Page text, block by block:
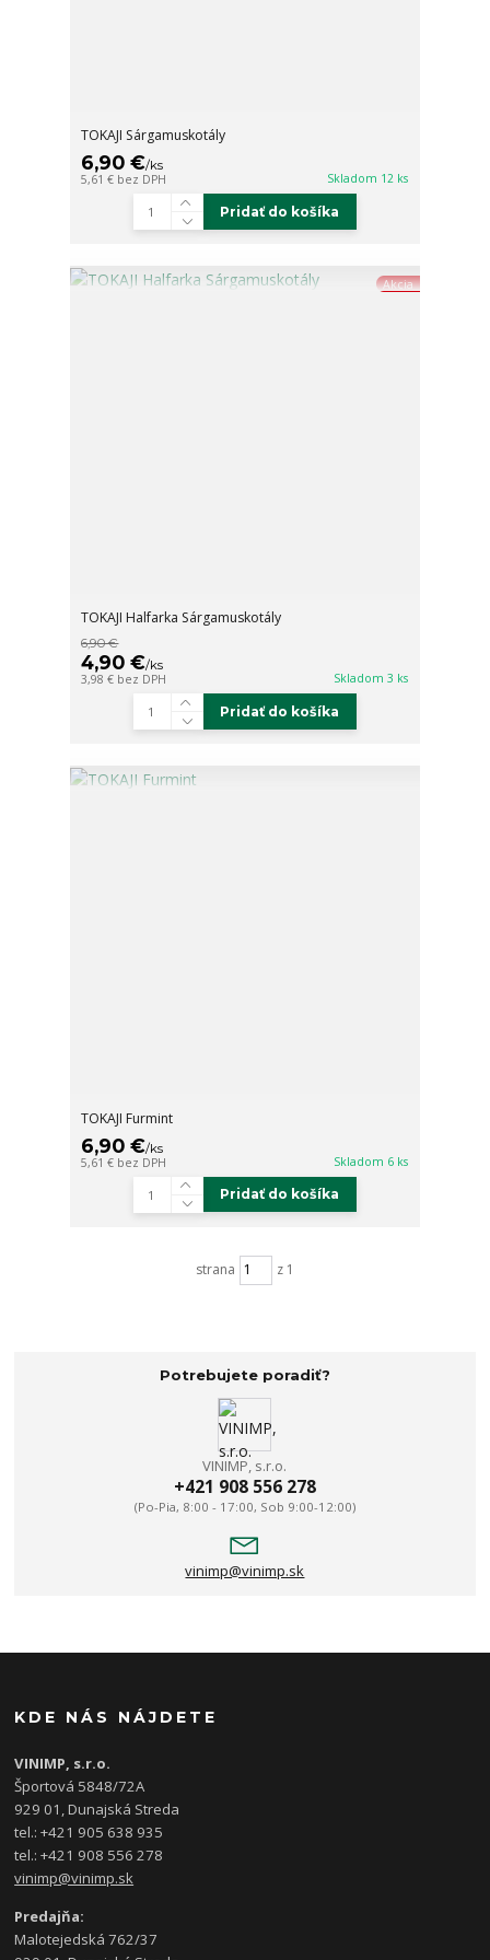
TOKAJI Sárgamuskotály
6,90 €/ks
5,61 € bez DPH Skladom 12 ks
Pridať do košíka
Akcia
TOKAJI Halfarka Sárgamuskotály
6,90 €
4,90 €/ks
3,98 € bez DPH Skladom 3 ks
Pridať do košíka
TOKAJI Furmint
6,90 €/ks
5,61 € bez DPH Skladom 6 ks
Pridať do košíka
strana z 1
Potrebujete poradiť?
VINIMP, s.r.o.
+421 908 556 278
(Po-Pia, 8:00 - 17:00, Sob 9:00-12:00)
vinimp@vinimp.sk
KDE NÁS NÁJDETE
VINIMP, s.r.o.
Športová 5848/72A
929 01, Dunajská Streda
tel.: +421 905 638 935
tel.: +421 908 556 278
vinimp@vinimp.sk
Predajňa:
Malotejedská 762/37